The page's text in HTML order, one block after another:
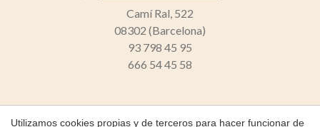
Camí Ral, 522
08302 (Barcelona)
93 798 45 95
666 54 45 58
Utilizamos cookies propias y de terceros para hacer funcionar de